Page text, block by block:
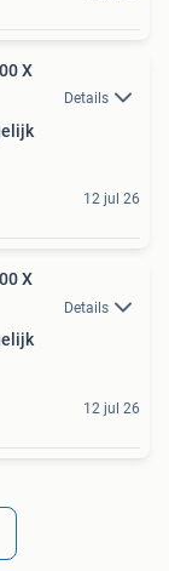
X
Details
12 jul 26
X
Details
12 jul 26